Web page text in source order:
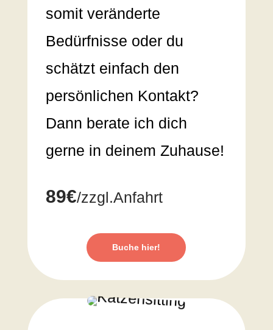
somit veränderte
Bedürfnisse oder du
schätzt einfach den
persönlichen Kontakt?
Dann berate ich dich
gerne in deinem Zuhause!
89€/zzgl.Anfahrt
Buche hier!